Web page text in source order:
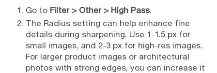
Go toFilter > Other > High Pass.
The Radius setting can help enhance fine
details during sharpening. Use 1-1.5 px for
small images, and 2-3 px for high-res images.
For larger product images or architectural
photos with strong edges, you can increase it